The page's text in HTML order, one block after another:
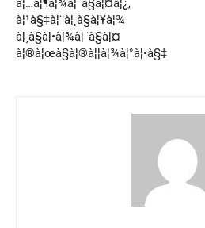
à¦…à¦¶à¦¾à¦¨à§à¦¤à¦¿,
à¦¹à§‡à¦¨à¦¸à§à¦¥à¦¾
à¦¸à§à¦•à¦¾à¦¨à§à¦¤
à¦®à¦œà§à¦®à¦¦à¦¾à¦°à¦•à§‡